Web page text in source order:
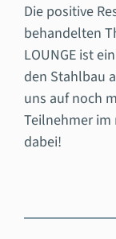
Die positive
behandelten
LOUNGE ist
den Stahlbau
uns auf noch
Teilnehmer im
dabei!